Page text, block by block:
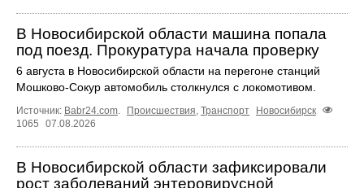
В Новосибирской области машина попала
под поезд. Прокуратура начала проверку
6 августа в Новосибирской области на перегоне станций
Мошково-Сокур автомобиль столкнулся с локомотивом.
Источник: Babr24.com. Происшествия, Транспорт
Новосибирск
1065
07.08.2026
В Новосибирской области зафиксировали
рост заболеваний энтеровирусной